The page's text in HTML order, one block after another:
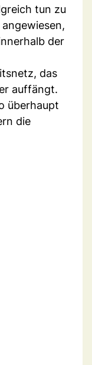
tun zu
der
das
auffängt.
überhaupt
die